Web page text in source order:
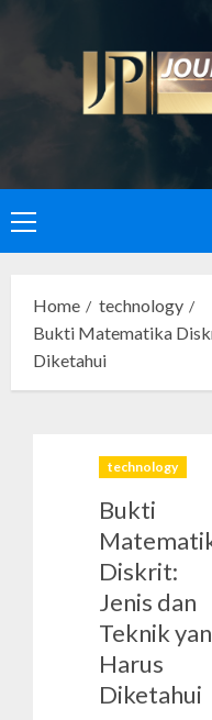
content
Primary
Menu
Home
technology
Bukti Matematika
Diketahui
technology
Bukti
Diskrit:
Jenis dan
Teknik
Harus
Diketahui